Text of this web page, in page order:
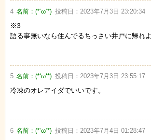
4 名前：(*‘ω‘*) 投稿日： 2023年7月3日 23:20:34
※3
語る事無いなら住んでるちっさい井戸に帰れよ
5 名前：(*‘ω‘*) 投稿日： 2023年7月3日 23:55:17
冷凍のオレアイダでいいです。
6 名前：(*‘ω‘*) 投稿日： 2023年7月4日 01:28:47